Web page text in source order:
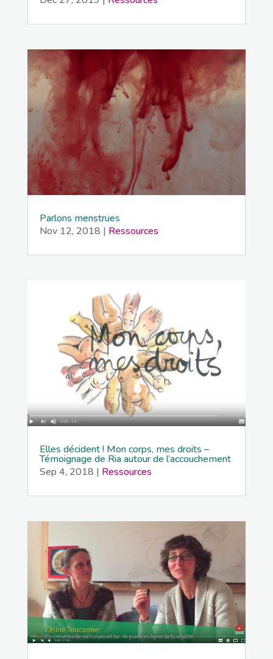
Parlons menstrues
Nov 12, 2018 | Ressources
Elles décident ! Mon corps, mes droits –
Témoignage de Ria autour de l’accouchement
Sep 4, 2018 | Ressources